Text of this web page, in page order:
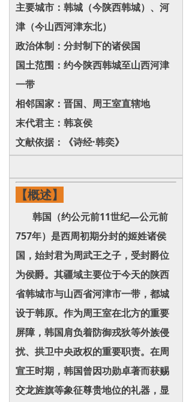
‌主要城市‌：韩城（今陕西韩城）、河
津（今山西河津东北）
‌政治体制‌：分封制下的诸侯国
‌国土范围‌：约今陕西韩城至山西河津
一带
‌相邻国家‌：晋国、周王室直辖地
‌末代君主‌：韩哀侯
‌文献依据‌：《诗经·韩奕》
【概述】
韩国（约公元前11世纪—公元前
757年）是西周初期分封的姬姓诸侯
国，始封君为周武王之子，受封爵位
为侯爵。其疆域主要位于今天的陕西
省韩城市与山西省河津市一带，都城
设于韩原。作为周王室在北方的重要
屏障，韩国肩负着防御戎狄等外族侵
扰、拱卫中央政权的重要职责。在周
宣王时期，韩国曾因功勋卓著而获赐
交龙旌旗等象征尊贵地位的礼器，显